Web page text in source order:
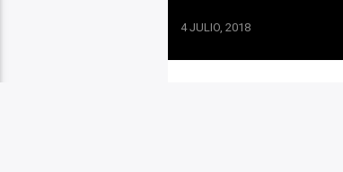
4 JULIO, 2018